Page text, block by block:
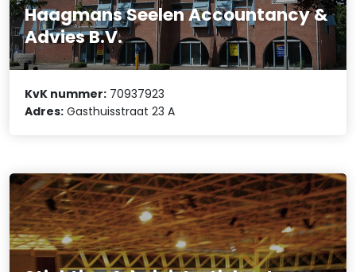
Haagmans Seelen Accountancy &
Advies B.V.
KvK nummer: 70937923
Adres: Gasthuisstraat 23 A